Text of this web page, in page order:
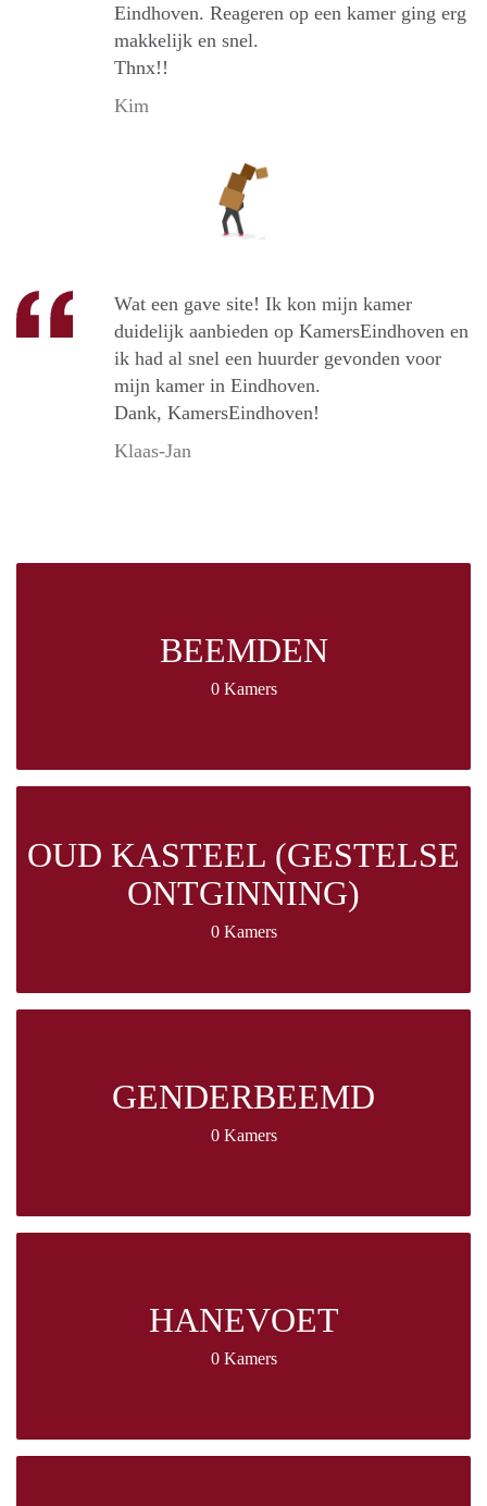
Eindhoven. Reageren op een kamer ging erg
makkelijk en snel.
Thnx!!
Kim
Wat een gave site! Ik kon mijn kamer
duidelijk aanbieden op KamersEindhoven en
ik had al snel een huurder gevonden voor
mijn kamer in Eindhoven.
Dank, KamersEindhoven!
Klaas-Jan
BEEMDEN
0 Kamers
OUD KASTEEL (GESTELSE
ONTGINNING)
0 Kamers
GENDERBEEMD
0 Kamers
HANEVOET
0 Kamers